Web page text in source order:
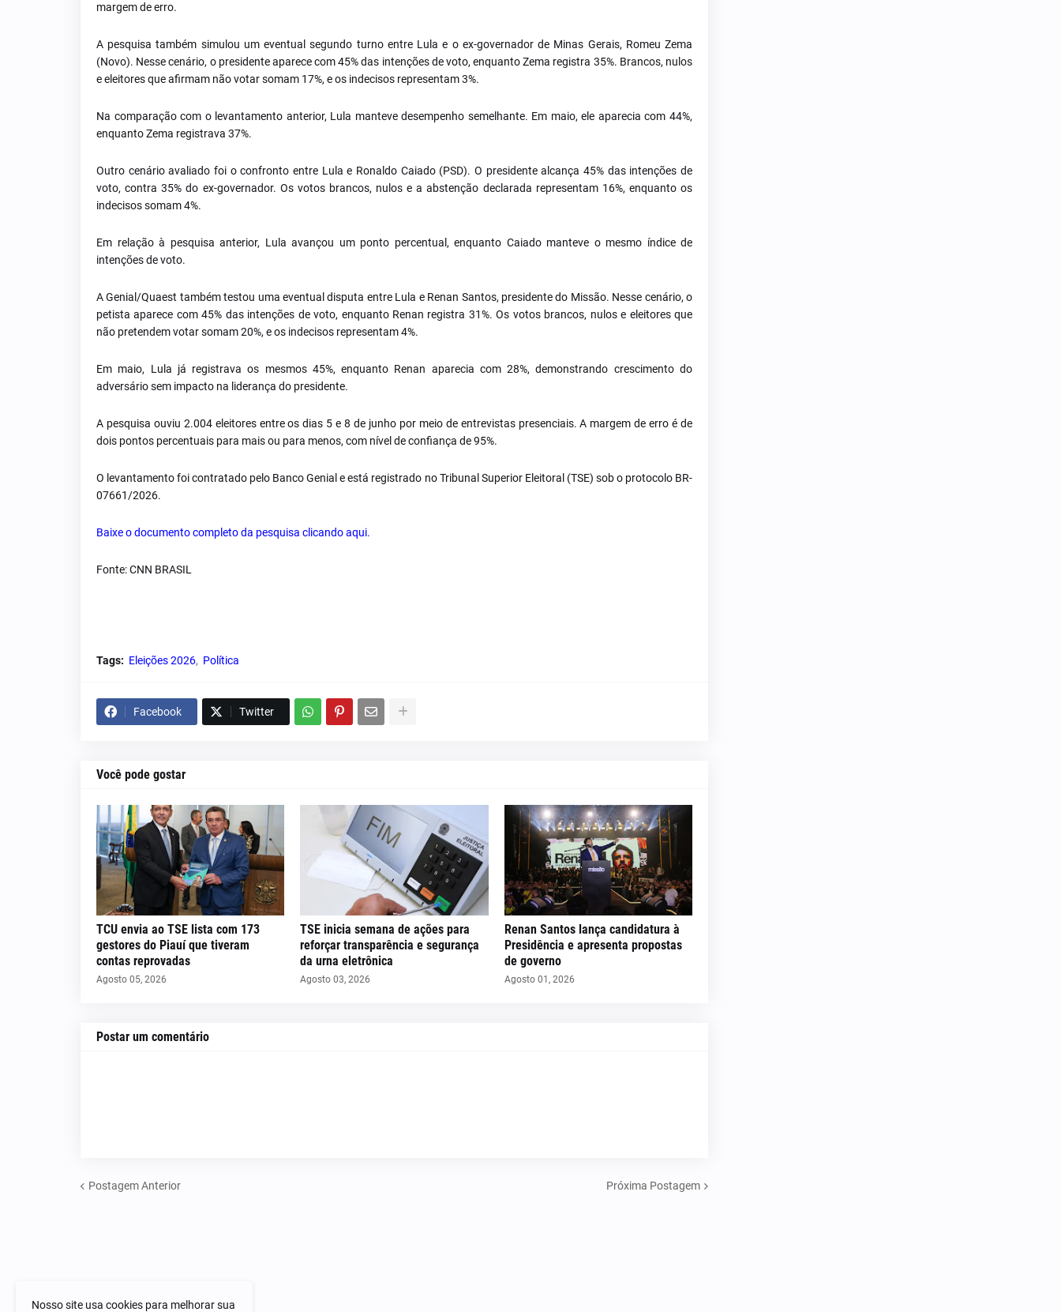
margem de erro.
A pesquisa também simulou um eventual segundo turno entre Lula e o ex-governador de Minas Gerais, Romeu Zema
(Novo). Nesse cenário, o presidente aparece com 45% das intenções de voto, enquanto Zema registra 35%. Brancos, nulos
e eleitores que afirmam não votar somam 17%, e os indecisos representam 3%.
Na comparação com o levantamento anterior, Lula manteve desempenho semelhante. Em maio, ele aparecia com 44%,
enquanto Zema registrava 37%.
Outro cenário avaliado foi o confronto entre Lula e Ronaldo Caiado (PSD). O presidente alcança 45% das intenções de
voto, contra 35% do ex-governador. Os votos brancos, nulos e a abstenção declarada representam 16%, enquanto os
indecisos somam 4%.
Em relação à pesquisa anterior, Lula avançou um ponto percentual, enquanto Caiado manteve o mesmo índice de
intenções de voto.
A Genial/Quaest também testou uma eventual disputa entre Lula e Renan Santos, presidente do Missão. Nesse cenário, o
petista aparece com 45% das intenções de voto, enquanto Renan registra 31%. Os votos brancos, nulos e eleitores que
não pretendem votar somam 20%, e os indecisos representam 4%.
Em maio, Lula já registrava os mesmos 45%, enquanto Renan aparecia com 28%, demonstrando crescimento do
adversário sem impacto na liderança do presidente.
A pesquisa ouviu 2.004 eleitores entre os dias 5 e 8 de junho por meio de entrevistas presenciais. A margem de erro é de
dois pontos percentuais para mais ou para menos, com nível de confiança de 95%.
O levantamento foi contratado pelo Banco Genial e está registrado no Tribunal Superior Eleitoral (TSE) sob o protocolo BR-
07661/2026.
Baixe o documento completo da pesquisa clicando aqui.
Fonte: CNN BRASIL
Tags: Eleições 2026 Política
Facebook Twitter
Você pode gostar
TCU envia ao TSE lista com 173
gestores do Piauí que tiveram
contas reprovadas
Agosto 05, 2026
TSE inicia semana de ações para
reforçar transparência e segurança
da urna eletrônica
Agosto 03, 2026
Renan Santos lança candidatura à
Presidência e apresenta propostas
de governo
Agosto 01, 2026
Postar um comentário
Postagem Anterior Próxima Postagem
Nosso site usa cookies para melhorar sua